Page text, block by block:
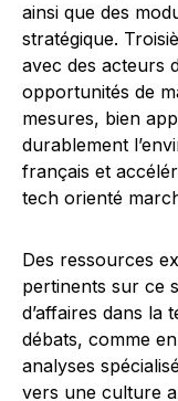
ainsi que des
stratégique.
avec des acteurs
opportunités de
mesures, bien
durablement
français et
tech orienté
Des ressources
pertinents sur ce
d’affaires dans
débats, comme
analyses
vers une culture